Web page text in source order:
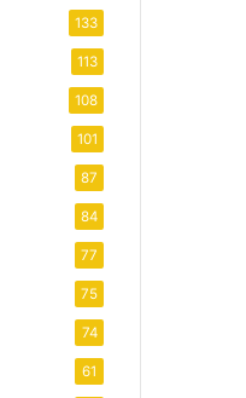
133
113
108
101
87
84
77
75
74
61